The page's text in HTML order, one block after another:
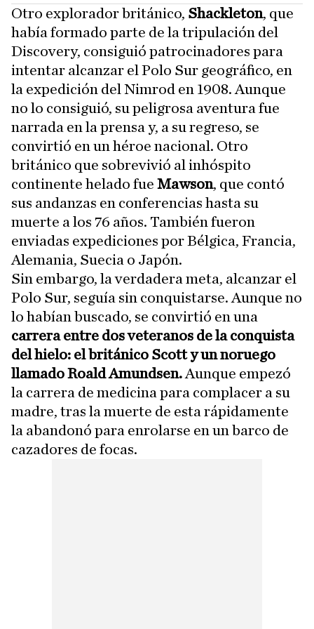
Otro explorador británico, Shackleton, que
había formado parte de la tripulación del
Discovery, consiguió patrocinadores para
intentar alcanzar el Polo Sur geográfico, en
la expedición del Nimrod en 1908. Aunque
no lo consiguió, su peligrosa aventura fue
narrada en la prensa y, a su regreso, se
convirtió en un héroe nacional. Otro
británico que sobrevivió al inhóspito
continente helado fue Mawson, que contó
sus andanzas en conferencias hasta su
muerte a los 76 años. También fueron
enviadas expediciones por Bélgica, Francia,
Alemania, Suecia o Japón.
Sin embargo, la verdadera meta, alcanzar el
Polo Sur, seguía sin conquistarse. Aunque no
lo habían buscado, se convirtió en una
carrera entre dos veteranos de la conquista
del hielo: el británico Scott y un noruego
llamado Roald Amundsen. Aunque empezó
la carrera de medicina para complacer a su
madre, tras la muerte de esta rápidamente
la abandonó para enrolarse en un barco de
cazadores de focas.